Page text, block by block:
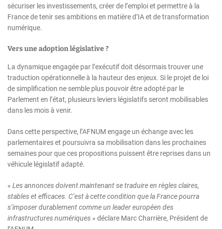
sécuriser les investissements, créer de l’emploi et permettre à la
France de tenir ses ambitions en matière d’IA et de transformation
numérique.
Vers une adoption législative ?
La dynamique engagée par l’exécutif doit désormais trouver une
traduction opérationnelle à la hauteur des enjeux. Si le projet de loi
de simplification ne semble plus pouvoir être adopté par le
Parlement en l’état, plusieurs leviers législatifs seront mobilisables
dans les mois à venir.
Dans cette perspective, l’AFNUM engage un échange avec les
parlementaires et poursuivra sa mobilisation dans les prochaines
semaines pour que ces propositions puissent être reprises dans un
véhicule législatif adapté.
« Les annonces doivent maintenant se traduire en règles claires,
stables et efficaces. C’est à cette condition que la France pourra
s’imposer durablement comme un leader européen des
infrastructures numériques » déclare Marc Charrière, Président de